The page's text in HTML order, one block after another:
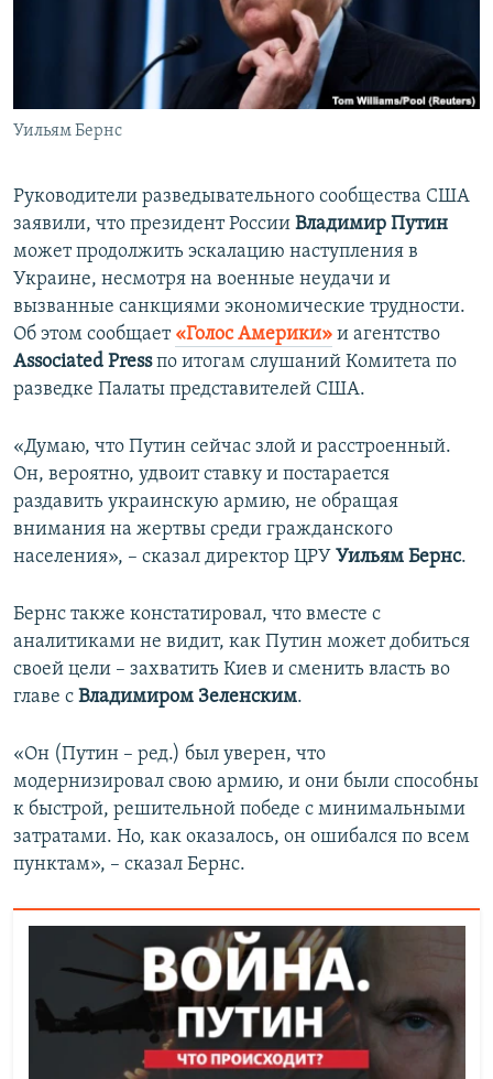
ПОБЕДИТЕЛЕЙ НЕ СУДЯТ?
КРЫМ.НЕПОКОРЕННЫЙ
УКРАИНСКАЯ ПРОБЛЕМА КРЫМА
Уильям Бернс
Руководители разведывательного сообщества США
заявили, что президент России Владимир Путин
может продолжить эскалацию наступления в
Украине, несмотря на военные неудачи и
вызванные санкциями экономические трудности.
Об этом сообщает «Голос Америки» и агентство
Associated Pressпо итогам слушаний Комитета по
разведке Палаты представителей США.
«Думаю, что Путин сейчас злой и расстроенный.
Он, вероятно, удвоит ставку и постарается
раздавить украинскую армию, не обращая
внимания на жертвы среди гражданского
населения», – сказал директор ЦРУ Уильям Бернс.
Бернс также констатировал, что вместе с
аналитиками не видит, как Путин может добиться
своей цели – захватить Киев и сменить власть во
главе с Владимиром Зеленским.
«Он (Путин – ред.) был уверен, что
модернизировал свою армию, и они были способны
к быстрой, решительной победе с минимальными
затратами. Но, как оказалось, он ошибался по всем
пунктам», – сказал Бернс.